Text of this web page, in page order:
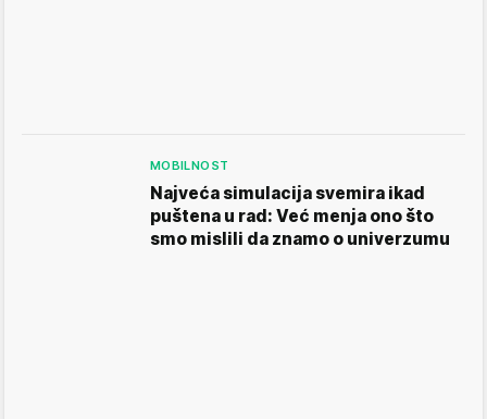
MOBILNOST
Najveća simulacija svemira ikad
puštena u rad: Već menja ono što
smo mislili da znamo o univerzumu